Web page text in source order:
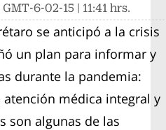
6-02-15 | 11:41 hrs.
se anticipó a la crisis
un plan para informar y
durante la pandemia:
médica integral y
son algunas de las